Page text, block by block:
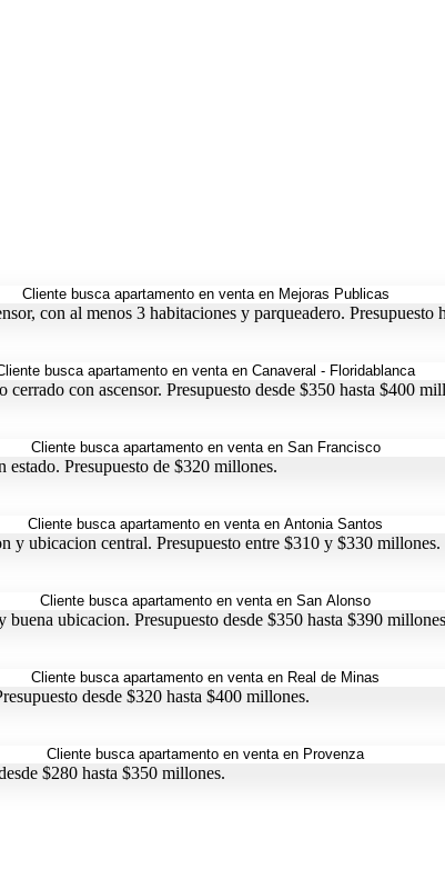
con al menos 3 habitaciones y parqueadero. Presupuesto
con ascensor. Presupuesto desde $350 hasta $400
Presupuesto de $320 millones.
y ubicacion central. Presupuesto entre $310 y $330 millones.
ubicacion. Presupuesto desde $350 hasta $390
desde $320 hasta $400 millones.
$280 hasta $350 millones.